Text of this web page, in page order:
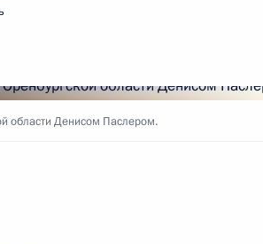
области Денисом Паслером.